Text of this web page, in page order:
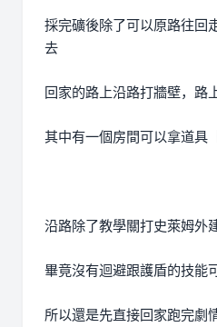
採完礦後除了可以原路往回
去
回家的路上沿路打牆壁，路
其中有一個房間可以拿道具
沿路除了教學關打史萊姆外
畢竟沒有迴避跟護盾的技能
所以還是先直接回家跑完劇